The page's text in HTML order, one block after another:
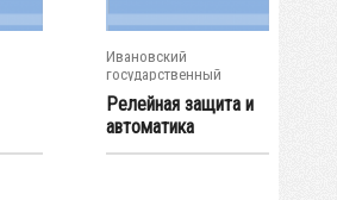
Ивановский
государственный
энергетический...
Релейная защита и
автоматика
кольцевой сети...